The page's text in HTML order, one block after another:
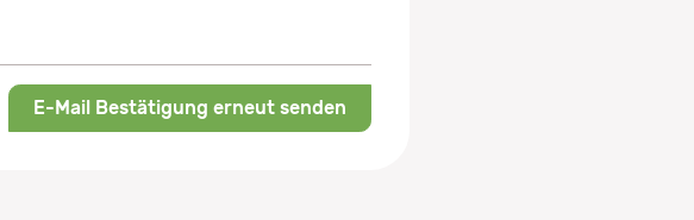
E-Mail Bestätigung erneut senden